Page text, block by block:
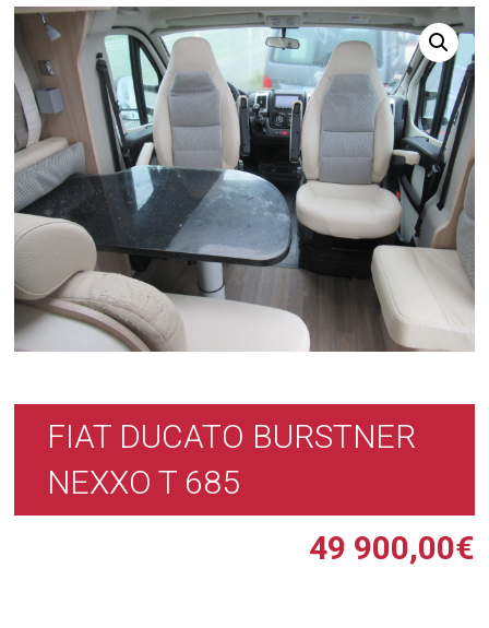
RENNES
FIAT DUCATO BURSTNER
NEXXO T 685
49 900,00€